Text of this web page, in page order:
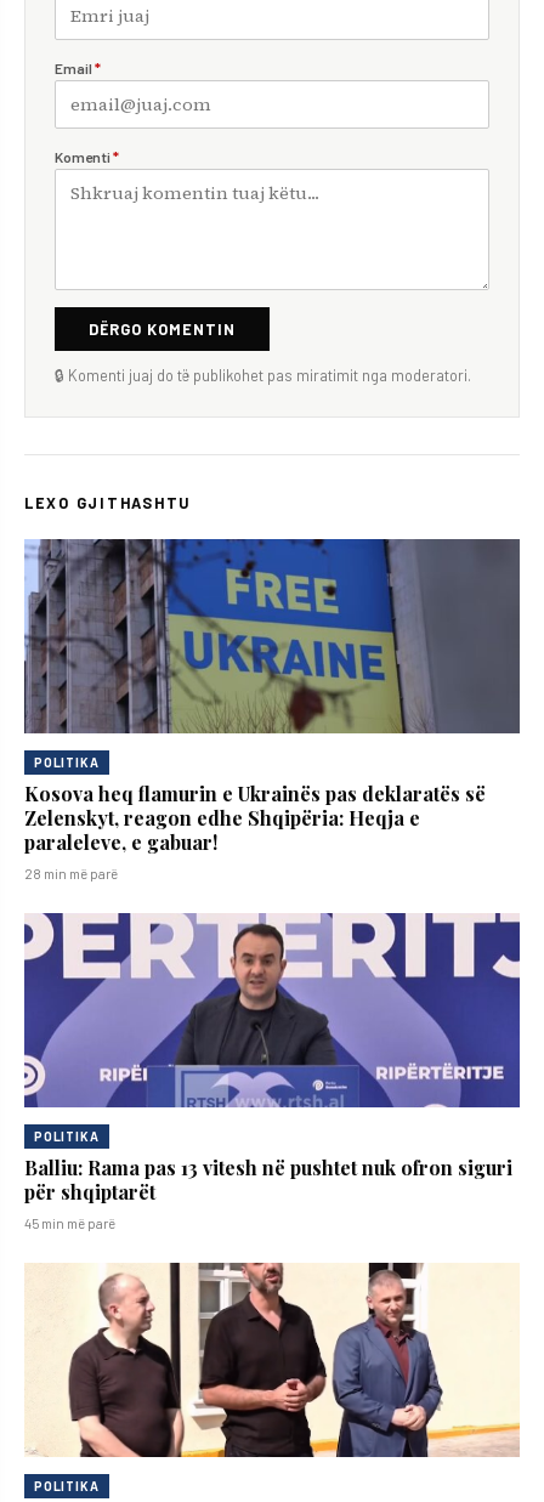
Email *
Komenti *
DËRGO KOMENTIN
🔒 Komenti juaj do të publikohet pas miratimit nga moderatori.
LEXO GJITHASHTU
POLITIKA
Kosova heq flamurin e Ukrainës pas deklaratës së
Zelenskyt, reagon edhe Shqipëria: Heqja e
paraleleve, e gabuar!
28 min më parë
POLITIKA
Balliu: Rama pas 13 vitesh në pushtet nuk ofron siguri
për shqiptarët
45 min më parë
POLITIKA